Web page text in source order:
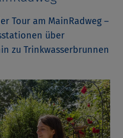
Tour am MainRadweg –
über
zu Trinkwasserbrunnen